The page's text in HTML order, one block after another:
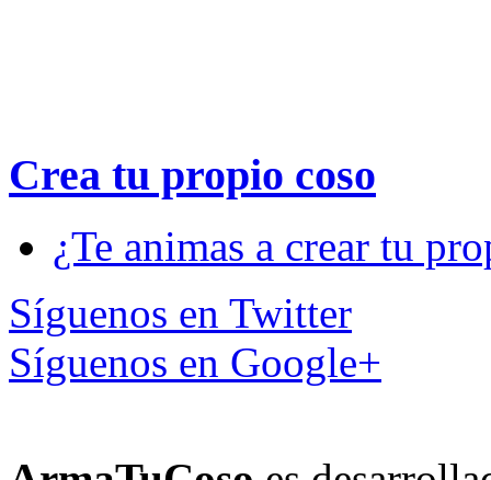
Crea tu propiocoso
¿Te animas a crear tu
Síguenos en Twitter